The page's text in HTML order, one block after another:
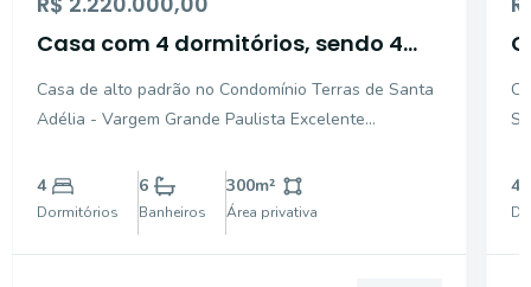
Casa com 4 dormitórios, sendo 4
Paulista - SP
Casa de alto padrão no Condomínio Terras de Santa
Adélia - Vargem Grande Paulista Excelente
e qualidade de vida em um dos condomínios mais
desejados da região. Esta residência impressiona
4
Dormitórios
6
Banheiros
300m²
Área privativa
4